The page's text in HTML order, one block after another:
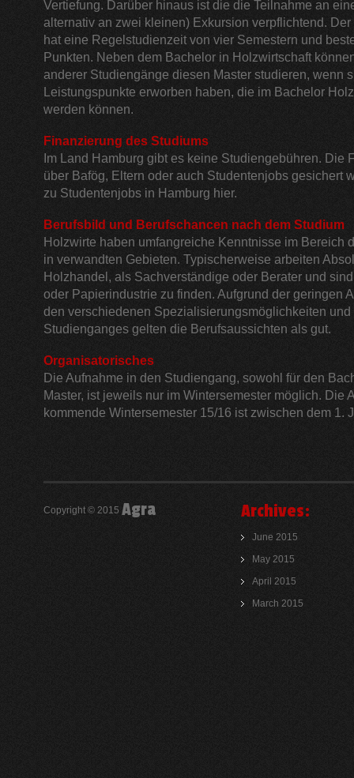
Vertiefung. Darüber hinaus ist die die Teilnahme an
alternativ an zwei kleinen) Exkursion verpflichtend.
hat eine Regelstudienzeit von vier Semestern und
Punkten. Neben dem Bachelor in Holzwirtschaft
anderer Studiengänge diesen Master studieren, wenn
Leistungspunkte erworben haben, die im Bachelor
werden können.
Finanzierung des Studiums
Im Land Hamburg gibt es keine Studiengebühren. Die
über Bafög, Eltern oder auch Studentenjobs gesichert
zu Studentenjobs in Hamburg hier.
Berufsbild und Berufschancen nach dem Studium
Holzwirte haben umfangreiche Kenntnisse im Bereich
in verwandten Gebieten. Typischerweise arbeiten
Holzhandel, als Sachverständige oder Berater und
oder Papierindustrie zu finden. Aufgrund der geringen
den verschiedenen Spezialisierungsmöglichkeiten und
Studienganges gelten die Berufsaussichten als gut.
Organisatorisches
Die Aufnahme in den Studiengang, sowohl für den
Master, ist jeweils nur im Wintersemester möglich. Die
kommende Wintersemester 15/16 ist zwischen dem 1.
Copyright © 2015 Agra Archives:
June 2015
May 2015
April 2015
March 2015